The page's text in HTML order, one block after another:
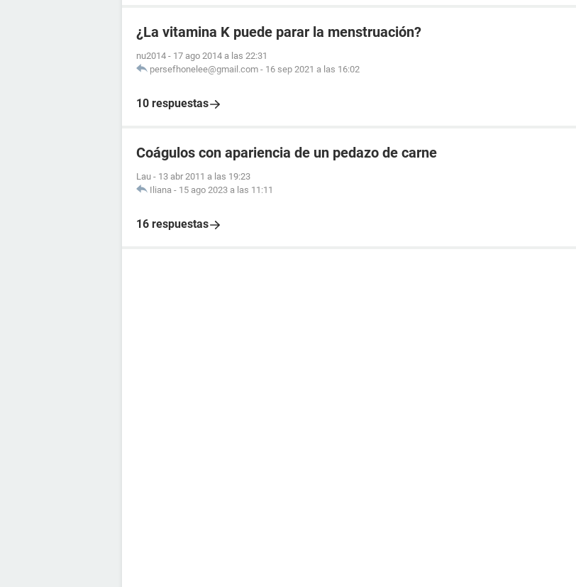
¿La vitamina K puede parar la menstruación?
nu2014 - 17 ago 2014 a las 22:31
persefhonelee@gmail.com - 16 sep 2021 a las 16:02
10 respuestas
Coágulos con apariencia de un pedazo de carne
Lau - 13 abr 2011 a las 19:23
Iliana - 15 ago 2023 a las 11:11
16 respuestas